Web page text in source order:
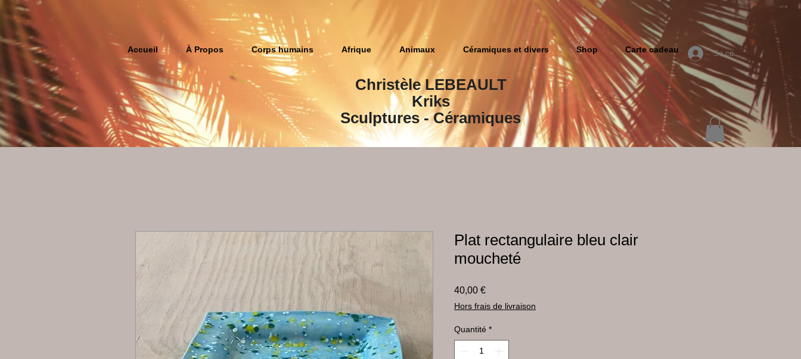
Accueil À Propos Corps humains Afrique Animaux Céramiques et divers Shop Carte cadeau Se connecter
Christèle LEBEAULT
Kriks
Sculptures​ - Céramiques
Plat rectangulaire bleu clair
moucheté
40,00 €Prix
Hors frais de livraison
Quantité *